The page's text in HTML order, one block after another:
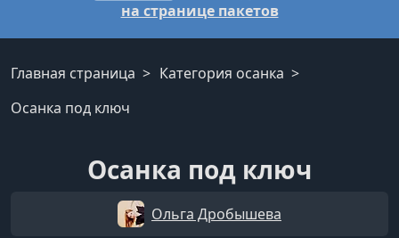
на странице пакетов
Главная страница
Категория осанка
Осанка под ключ
Осанка под ключ
Ольга Дробышева